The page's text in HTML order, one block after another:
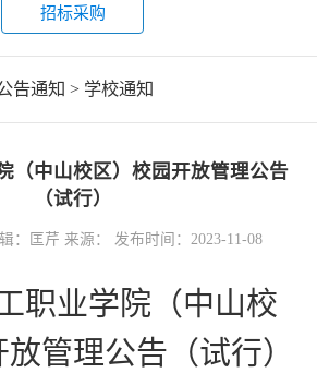
招标采购
告通知 > 学校通知
（中山校区）校园开放管理公告
（试行）
：匡芹 来源： 发布时间：2023-11-08
职业学院（中山校
管理公告（试行）